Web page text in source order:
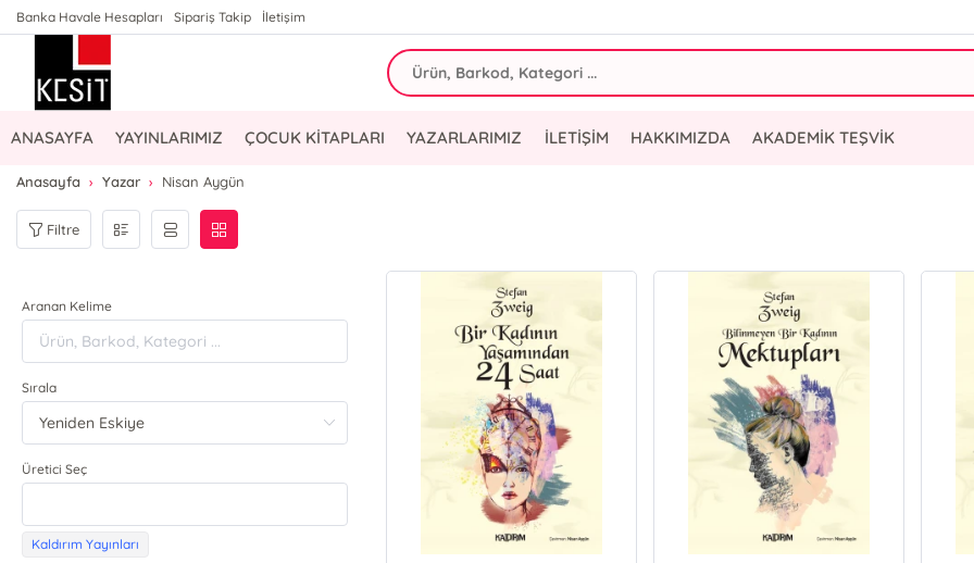
Banka Havale Hesapları Sipariş Takip İletişim
ANASAYFA YAYINLARIMIZ ÇOCUK KİTAPLARI YAZARLARIMIZ İLETİŞİM HAKKIMIZDA AKADEMİK TEŞVİK
Anasayfa Yazar Nisan Aygün
Filtre
Aranan Kelime
Sırala
Üretici Seç
Kaldırım Yayınları